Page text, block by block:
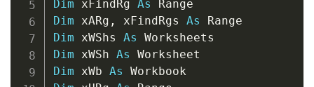
If
Not xFindRgs Is Nothing
        xFindRgs
.ClearContents
End
If
Next
If xBol Then
Dim xFindRg As
Dim xARg , xFindRgs As
Dim xWShs As
Dim xWSh As
Dim xWb As